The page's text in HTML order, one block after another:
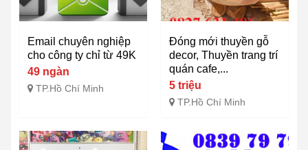
Email chuyên nghiệp
cho công ty chỉ từ 49K
49 ngàn
TP.Hồ Chí Minh
Đóng mới thuyền gỗ
decor, Thuyền trang trí
quán cafe,...
5 triệu
TP.Hồ Chí Minh